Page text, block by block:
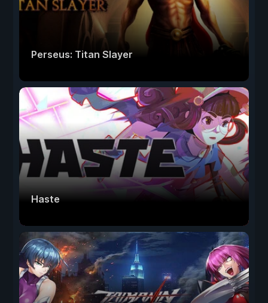
Perseus: Titan Slayer
Haste